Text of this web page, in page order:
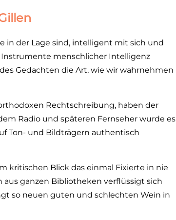
in der Lage sind, intelligent mit sich und
menschlicher Intelligenz
Gedachten die Art, wie wir wahrnehmen
Rechtschreibung, haben der
Radio und späteren Fernseher wurde es
Ton- und Bildträgern authentisch
kritischen Blick das einmal Fixierte in nie
aus ganzen Bibliotheken verflüssigt sich
so neuen guten und schlechten Wein in